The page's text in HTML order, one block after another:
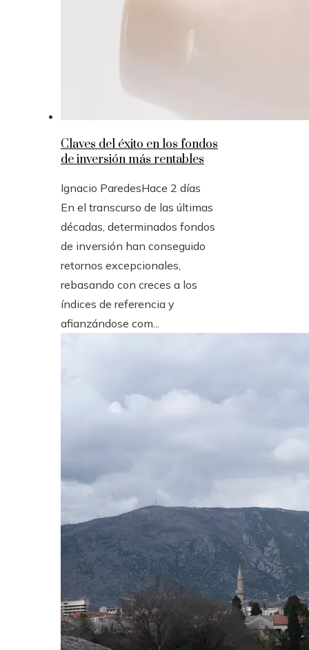
Claves del éxito en los fondos
de inversión más rentables
Ignacio ParedesHace 2 días
En el transcurso de las últimas
décadas, determinados fondos
de inversión han conseguido
retornos excepcionales,
rebasando con creces a los
índices de referencia y
afianzándose com...